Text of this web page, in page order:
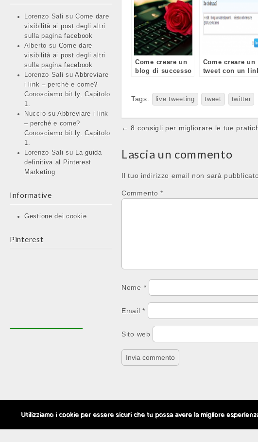
Lorenzo Sali suCome dare
visibilità ai post degli altri
sulla pagina facebook
Alberto su Come dare
visibilità ai post degli altri
sulla pagina facebook
Lorenzo Sali suAbbreviare
i link – perché e come?
Conosciamo bit.ly. Capitolo
1.
Nuccio suAbbreviare i link
– perché e come?
Conosciamo bit.ly. Capitolo
1.
Lorenzo Sali su
La guida
definitiva al Pinterest
Marketing
Informative
Gestione dei cookie
Pinterest
Come creare un
blog di successo
Come creare un
tweet con un
Tags: live tweeting tweet twitter
Post
← 8 consigli per migliorare le tue
Lascia un commento
Il tuo indirizzo email non sarà
Commento*
Nome *
Email*
Sito web
Copyright © 2026Social Media Per Aziende . All Rights Reserved.
Utilizziamo i cookie per essere sicuri che tu possa avere la migliore